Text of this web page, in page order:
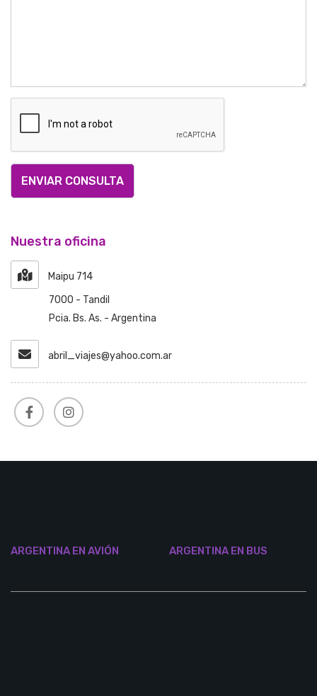
ENVIAR CONSULTA
Nuestra oficina
Maipu 714
7000 - Tandil
Pcia. Bs. As. - Argentina
abril_viajes@yahoo.com.ar
ARGENTINA EN AVIÓN ARGENTINA EN BUS